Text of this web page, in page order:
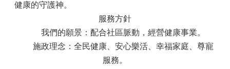
健康的守護神。
服務方針
我們的願景：配合社區脈動，經營健康事業。
施政理念：全民健康、安心樂活、幸福家庭、尊寵
服務。